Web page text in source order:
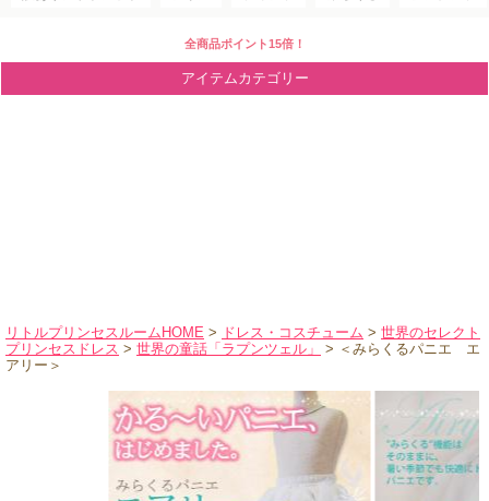
全商品ポイント15倍！
アイテムカテゴリー
リトルプリンセスルームHOME > ドレス・コスチューム > 世界のセレクト
プリンセスドレス > 世界の童話「ラプンツェル」
> ＜みらくるパニエ エ
アリー＞
ディズニープリンセス
ディズニキャラクター
アウトレット
ショッピングインフォメーション
お支払・送料